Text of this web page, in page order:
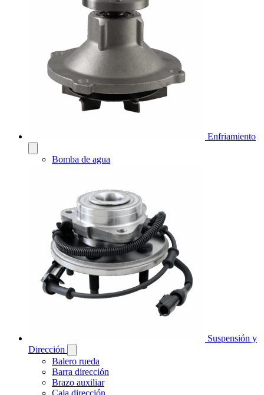
Enfriamiento
Bomba de agua
Suspensión y
Dirección
Balero rueda
Barra dirección
Brazo auxiliar
Caja dirección